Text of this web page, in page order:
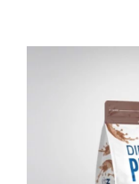
Applied Nutrition